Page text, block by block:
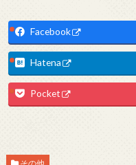
Facebook
Hatena
Pocket